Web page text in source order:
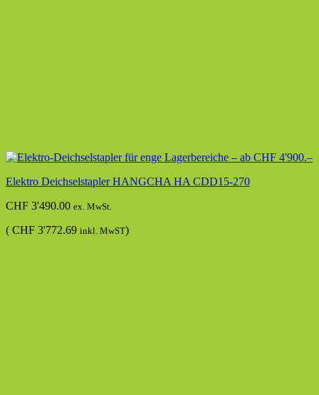
Elektro Deichselstapler HANGCHA HA CDD15-270
CHF 3'490.00 ex. MwSt.
( CHF 3'772.69 inkl. MwST)